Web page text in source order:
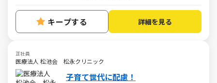
キープする 詳細を見る
正社員
医療法人 松池会 松永クリニック
子育て世代に配慮！